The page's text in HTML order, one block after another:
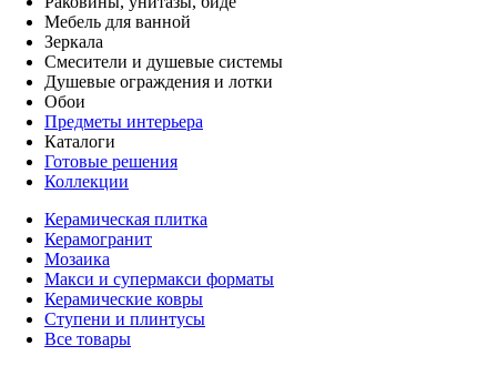
Мебель для ванной
Зеркала
Смесители и душевые системы
Душевые ограждения и лотки
Обои
Предметы интерьера
Каталоги
Готовые решения
Коллекции
Керамическая плитка
Керамогранит
Мозаика
Макси и супермакси форматы
Керамические ковры
Ступени и плинтусы
Все товары